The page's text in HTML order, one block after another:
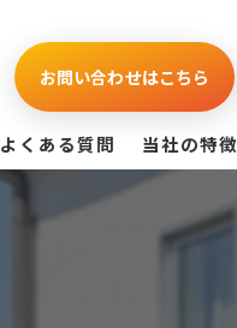
お問い合わせはこちら
よくある質問 当社の特徴
買取